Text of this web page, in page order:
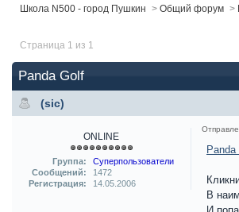
Школа N500 - город Пушкин > Общий форум >
Страница 1 из 1
Panda Golf
(sic)
ONLINE
Группа:
Суперпользователи
Сообщений:
1472
Регистрация:
14.05.2006
В